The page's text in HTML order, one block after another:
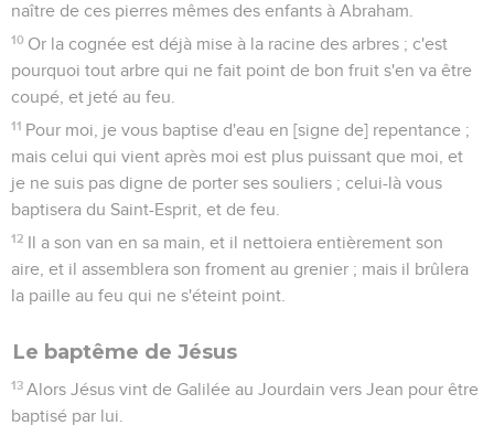
naître de ces pierres mêmes des enfants à Abraham.
10 Or la cognée est déjà mise à la racine des arbres ; c'est
pourquoi tout arbre qui ne fait point de bon fruit s'en va être
coupé, et jeté au feu.
11 Pour moi, je vous baptise d'eau en [signe de] repentance ;
mais celui qui vient après moi est plus puissant que moi, et
je ne suis pas digne de porter ses souliers ; celui-là vous
baptisera du Saint-Esprit, et de feu.
12 Il a son van en sa main, et il nettoiera entièrement son
aire, et il assemblera son froment au grenier ; mais il brûlera
la paille au feu qui ne s'éteint point.
Le baptême de Jésus
13 Alors Jésus vint de Galilée au Jourdain vers Jean pour être
baptisé par lui.